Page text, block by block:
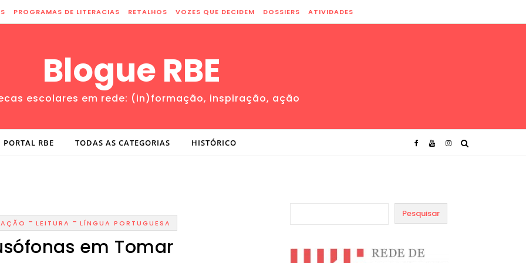
PROGRAMAS DE LITERACIAS RETALHOS VOZES QUE DECIDEM DOSSIERS ATIVIDADES
Blogue RBE
escolares em rede: (in)formação, inspiração, ação
PORTAL RBE TODAS AS CATEGORIAS HISTÓRICO
- LEITURA - LÍNGUA PORTUGUESA
em Tomar
Pesquisar